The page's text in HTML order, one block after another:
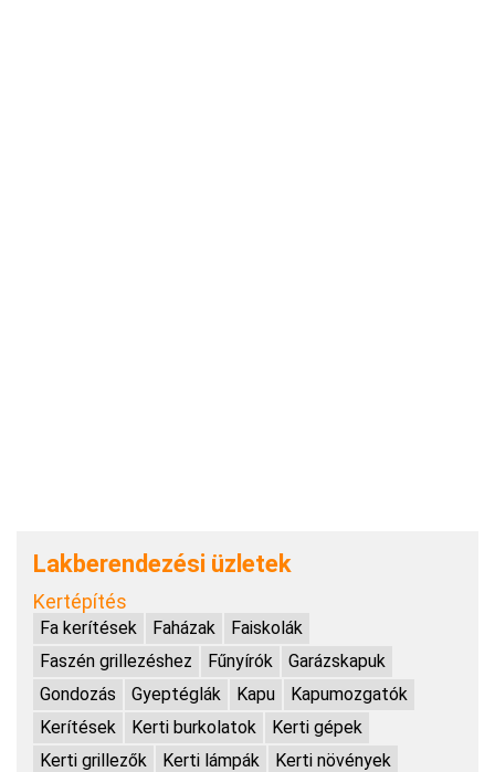
Lakberendezési üzletek
Kertépítés
Fa kerítések Faházak
Faiskolák
Faszén grillezéshez
Fűnyírók
Garázskapuk
Gondozás
Gyeptéglák Kapu
Kapumozgatók
Kerítések
Kerti burkolatok
Kerti gépek
Kerti grillezők
Kerti lámpák
Kerti növények